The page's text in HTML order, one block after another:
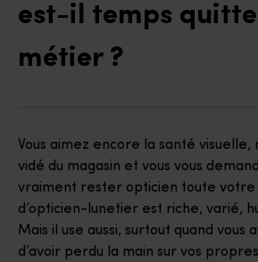
est-il temps
métier ?
Vous aimez encore la santé visuelle,
vidé du magasin et vous vous
vraiment rester opticien toute votre
d’opticien-lunetier est riche, varié,
Mais il use aussi, surtout quand vous
d’avoir perdu la main sur vos